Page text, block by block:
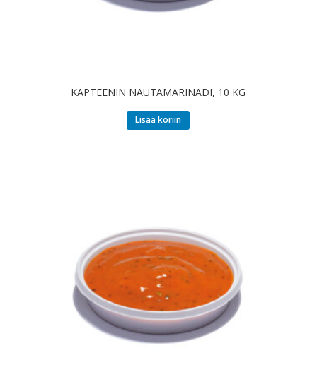
KAPTEENIN NAUTAMARINADI, 10 KG
Lisää koriin